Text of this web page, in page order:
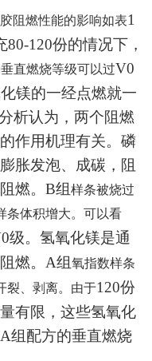
阻燃性能的影响如表1
120份的情况下，
直燃烧等级可以过V0
镁的一经点燃就一
析认为，两个阻燃
作用机理有关。磷
胀发泡、成碳，阻
燃。B组样条被烧过
条体积增大。可以看
级。氢氧化镁是通
燃。 A组氧指数样条
裂、剥离。由于120份
有限，这些氢氧化
A组配方的垂直燃烧